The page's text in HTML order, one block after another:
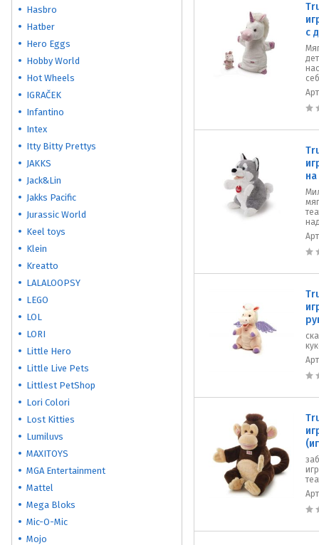
Hasbro
Hatber
Hero Eggs
Hobby World
Hot Wheels
IGRAČEK
Infantino
Intex
Itty Bitty Prettys
JAKKS
Jack&Lin
Jakks Pacific
Jurassic World
Keel toys
Klein
Kreatto
LALALOOPSY
LEGO
LOL
LORI
Little Hero
Little Live Pets
Littlest PetShop
Lori Colori
Lost Kitties
Lumiluvs
MAXITOYS
MGA Entertainment
Mattel
Mega Bloks
Mic-O-Mic
Mojo
с